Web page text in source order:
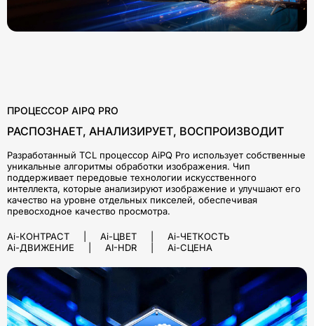
ПРОЦЕССОР AIPQ PRO
РАСПОЗНАЕТ, АНАЛИЗИРУЕТ, ВОСПРОИЗВОДИТ
Разработанный TCL процессор AiPQ Pro использует собственные
уникальные алгоритмы обработки изображения. Чип
поддерживает передовые технологии искусственного
интеллекта, которые анализируют изображение и улучшают его
качество на уровне отдельных пикселей, обеспечивая
превосходное качество просмотра.
Ai-КОНТРАСТ | Ai-ЦВЕТ | Ai-ЧЕТКОСТЬ
Ai-ДВИЖЕНИЕ | AI-HDR | Ai-СЦЕНА